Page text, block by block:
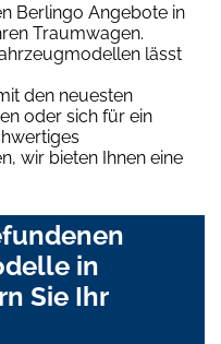
Berlingo Angebote in
Traumwagen.
lässt
den neuesten
oder sich für ein
wir bieten Ihnen eine
in
Sie Ihr